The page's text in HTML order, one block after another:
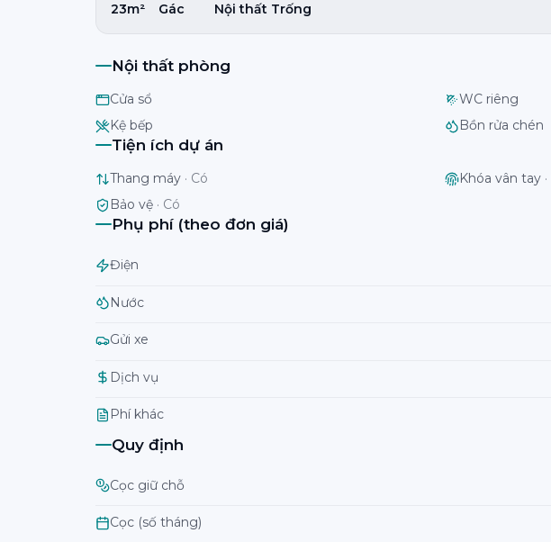
23m² Gác Nội thất Trống
Nội thất phòng
Cửa sổ
WC riêng
Kệ bếp
Bồn rửa chén
Tiện ích dự án
Thang máy · Có Khóa vân tay ·
Bảo vệ · Có
Phụ phí (theo đơn giá)
Điện
Nước
Gửi xe
Dịch vụ
Phí khác
Quy định
Cọc giữ chỗ
Cọc (số tháng)